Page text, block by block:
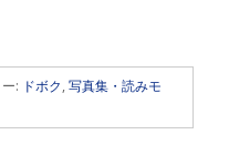
: ドボク,写真集・読みモ